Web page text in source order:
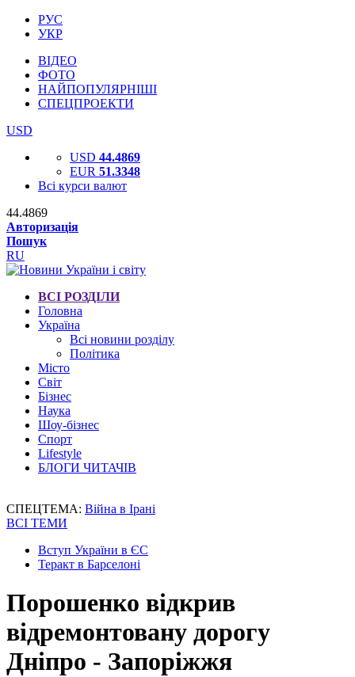
РУС
УКР
ВІДЕО
ФОТО
НАЙПОПУЛЯРНІШІ
СПЕЦПРОЕКТИ
USD
USD 44.4869
EUR 51.3348
Всі курси валют
44.4869
Авторизація
Пошук
RU
ВСІ РОЗДІЛИ
Головна
Україна
Всі новини розділу
Політика
Місто
Світ
Бізнес
Наука
Шоу-бізнес
Спорт
Lifestyle
БЛОГИ ЧИТАЧІВ
СПЕЦТЕМА: Війна в Ірані
ВСІ ТЕМИ
Вступ України в ЄС
Теракт в Барселоні
Порошенко відкрив
відремонтовану дорогу
Дніпро - Запоріжжя